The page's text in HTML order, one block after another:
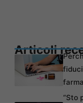
Articoli
“Sto